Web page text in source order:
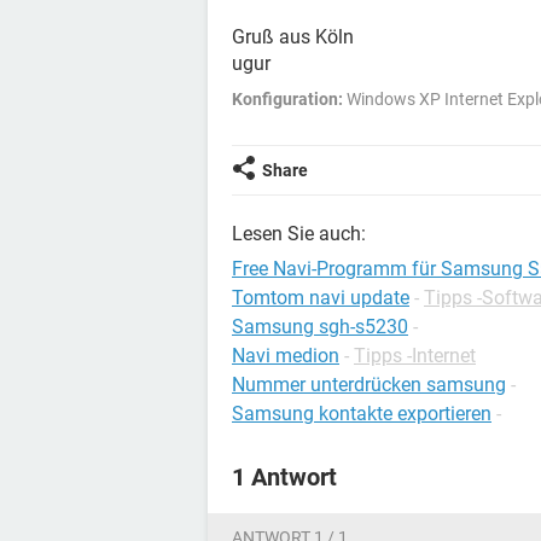
Gruß aus Köln
ugur
Konfiguration: Windows XP Internet
Share
Lesen Sie auch:
Free Navi-Programm für Samsung
Tomtom navi update - Tipps -
Samsung sgh-s5230 -
Navi medion - Tipps -Internet
Nummer unterdrücken samsung -
Samsung kontakte exportieren -
1 Antwort